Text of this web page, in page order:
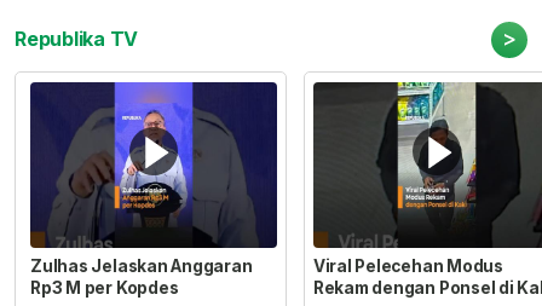
Republika TV >
Zulhas Jelaskan Anggaran
Rp3 M per Kopdes
Viral Pelecehan Modus
Rekam dengan Ponsel di